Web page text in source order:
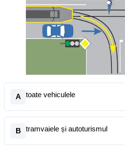
A toate vehiculele
B tramvaiele și autoturismul